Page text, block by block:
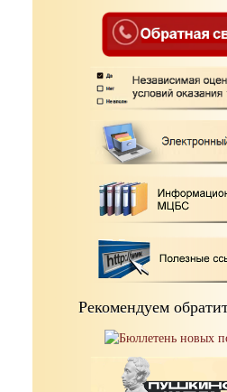
Рекомендуем